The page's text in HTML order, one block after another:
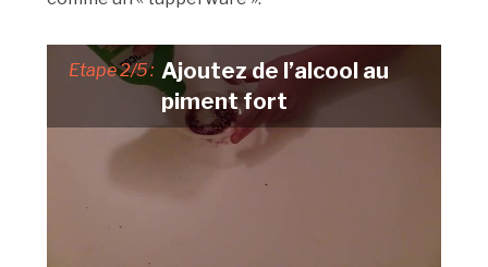
Etape 2/5 : Ajoutez de l’alcool au
piment fort